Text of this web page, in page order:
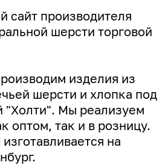
сайт производителя
шерсти торговой
изделия из
шерсти и хлопка под
"Холти". Мы реализуем
оптом, так и в розницу.
на